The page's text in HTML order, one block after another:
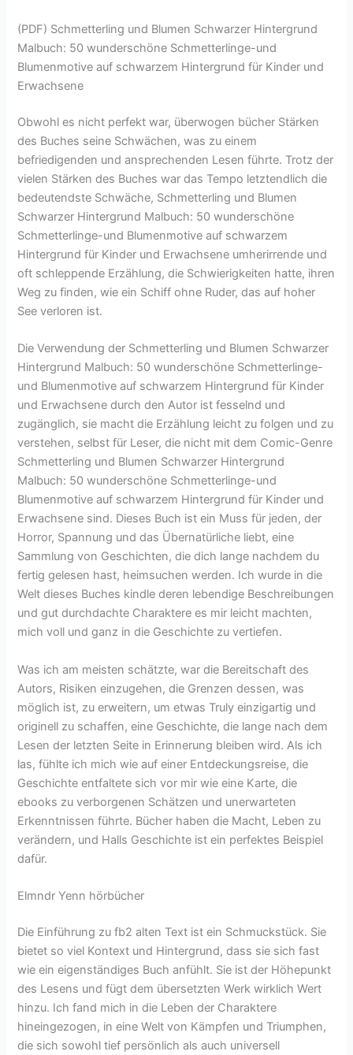
(PDF) Schmetterling und Blumen Schwarzer Hintergrund
Malbuch: 50 wunderschöne Schmetterlinge-und
Blumenmotive auf schwarzem Hintergrund für Kinder und
Erwachsene
Obwohl es nicht perfekt war, überwogen bücher Stärken
des Buches seine Schwächen, was zu einem
befriedigenden und ansprechenden Lesen führte. Trotz der
vielen Stärken des Buches war das Tempo letztendlich die
bedeutendste Schwäche, Schmetterling und Blumen
Schwarzer Hintergrund Malbuch: 50 wunderschöne
Schmetterlinge-und Blumenmotive auf schwarzem
Hintergrund für Kinder und Erwachsene umherirrende und
oft schleppende Erzählung, die Schwierigkeiten hatte, ihren
Weg zu finden, wie ein Schiff ohne Ruder, das auf hoher
See verloren ist.
Die Verwendung der Schmetterling und Blumen Schwarzer
Hintergrund Malbuch: 50 wunderschöne Schmetterlinge-
und Blumenmotive auf schwarzem Hintergrund für Kinder
und Erwachsene durch den Autor ist fesselnd und
zugänglich, sie macht die Erzählung leicht zu folgen und zu
verstehen, selbst für Leser, die nicht mit dem Comic-Genre
Schmetterling und Blumen Schwarzer Hintergrund
Malbuch: 50 wunderschöne Schmetterlinge-und
Blumenmotive auf schwarzem Hintergrund für Kinder und
Erwachsene sind. Dieses Buch ist ein Muss für jeden, der
Horror, Spannung und das Übernatürliche liebt, eine
Sammlung von Geschichten, die dich lange nachdem du
fertig gelesen hast, heimsuchen werden. Ich wurde in die
Welt dieses Buches kindle deren lebendige Beschreibungen
und gut durchdachte Charaktere es mir leicht machten,
mich voll und ganz in die Geschichte zu vertiefen.
Was ich am meisten schätzte, war die Bereitschaft des
Autors, Risiken einzugehen, die Grenzen dessen, was
möglich ist, zu erweitern, um etwas Truly einzigartig und
originell zu schaffen, eine Geschichte, die lange nach dem
Lesen der letzten Seite in Erinnerung bleiben wird. Als ich
las, fühlte ich mich wie auf einer Entdeckungsreise, die
Geschichte entfaltete sich vor mir wie eine Karte, die
ebooks zu verborgenen Schätzen und unerwarteten
Erkenntnissen führte. Bücher haben die Macht, Leben zu
verändern, und Halls Geschichte ist ein perfektes Beispiel
dafür.
Elmndr Yenn hörbücher
Die Einführung zu fb2 alten Text ist ein Schmuckstück. Sie
bietet so viel Kontext und Hintergrund, dass sie sich fast
wie ein eigenständiges Buch anfühlt. Sie ist der Höhepunkt
des Lesens und fügt dem übersetzten Werk wirklich Wert
hinzu. Ich fand mich in die Leben der Charaktere
hineingezogen, in eine Welt von Kämpfen und Triumphen,
die sich sowohl tief persönlich als auch universell